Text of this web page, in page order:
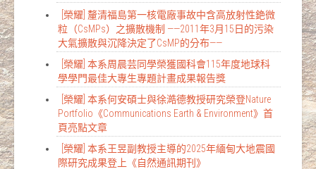
[榮耀] 釐清福島第一核電廠事故中含高放射性銫微
粒（CsMPs）之擴散機制 ——2011年3月15日的污染
大氣擴散與沉降決定了CsMP的分布——
[榮耀] 本系周晨芸同學榮獲國科會115年度地球科
學學門最佳大專生專題計畫成果報告獎
[榮耀] 本系何安碩士與徐澔德教授研究榮登Nature
Portfolio《Communications Earth & Environment》首
頁亮點文章
[榮耀] 本系王昱副教授主導的2025年緬甸大地震國
際研究成果登上《自然通訊期刊》